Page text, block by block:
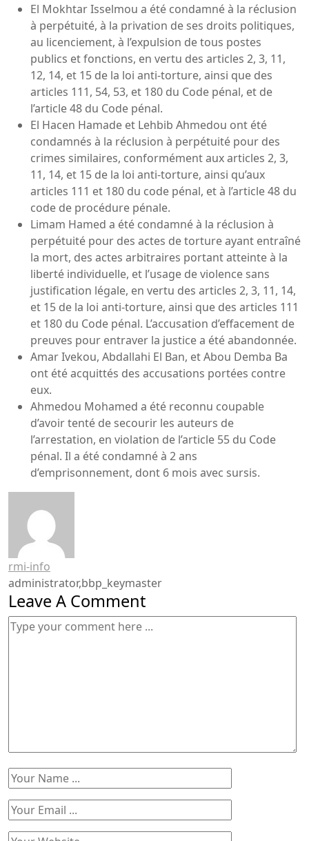
El Mokhtar Isselmou a été condamné à la réclusion
à perpétuité, à la privation de ses droits politiques,
au licenciement, à l’expulsion de tous postes
publics et fonctions, en vertu des articles 2, 3, 11,
12, 14, et 15 de la loi anti-torture, ainsi que des
articles 111, 54, 53, et 180 du Code pénal, et de
l’article 48 du Code pénal.
El Hacen Hamade et Lehbib Ahmedou ont été
condamnés à la réclusion à perpétuité pour des
crimes similaires, conformément aux articles 2, 3,
11, 14, et 15 de la loi anti-torture, ainsi qu’aux
articles 111 et 180 du code pénal, et à l’article 48 du
code de procédure pénale.
Limam Hamed a été condamné à la réclusion à
perpétuité pour des actes de torture ayant entraîné
la mort, des actes arbitraires portant atteinte à la
liberté individuelle, et l’usage de violence sans
justification légale, en vertu des articles 2, 3, 11, 14,
et 15 de la loi anti-torture, ainsi que des articles 111
et 180 du Code pénal. L’accusation d’effacement de
preuves pour entraver la justice a été abandonnée.
⁠Amar Ivekou, Abdallahi El Ban, et Abou Demba Ba
ont été acquittés des accusations portées contre
eux.
Ahmedou Mohamed a été reconnu coupable
d’avoir tenté de secourir les auteurs de
l’arrestation, en violation de l’article 55 du Code
pénal. Il a été condamné à 2 ans
d’emprisonnement, dont 6 mois avec sursis.
rmi-info
administrator,bbp_keymaster
Leave A Comment